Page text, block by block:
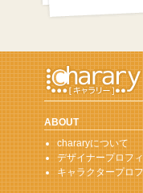
ABOUT
chararyについて
デザイナープロフ
キャラクタープロ